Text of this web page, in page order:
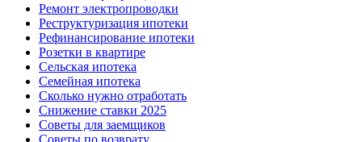
Ремонт электропроводки
Реструктуризация ипотеки
Рефинансирование ипотеки
Розетки в квартире
Сельская ипотека
Семейная ипотека
Сколько нужно отработать
Снижение ставки 2025
Советы для заемщиков
Советы по возврату